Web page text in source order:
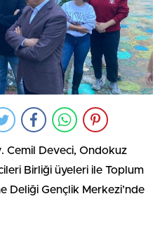
Cemil Deveci, Ondokuz
Birliği üyeleri ile Toplum
Deliği Gençlik Merkezi’nde